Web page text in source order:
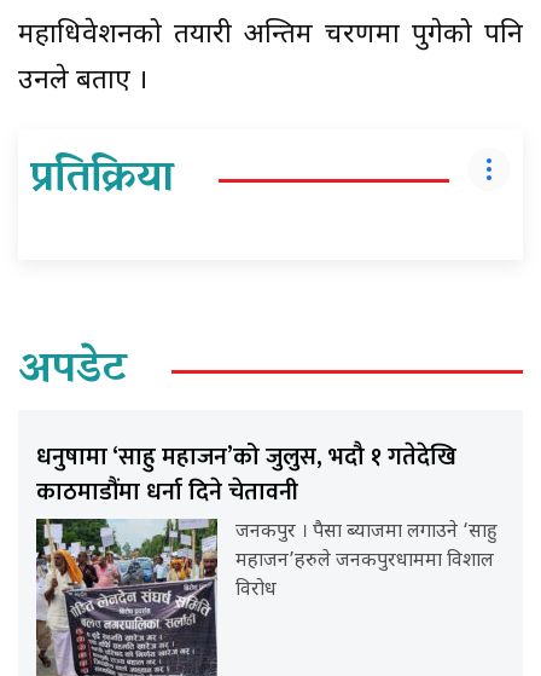
महाधिवेशनको तयारी अन्तिम चरणमा पुगेको पनि
उनले बताए ।
प्रतिक्रिया
अपडेट
धनुषामा ‘साहु महाजन’को जुलुस, भदौ १ गतेदेखि
काठमाडौंमा धर्ना दिने चेतावनी
जनकपुर । पैसा ब्याजमा लगाउने ‘साहु
महाजन’हरुले जनकपुरधाममा विशाल
विरोध